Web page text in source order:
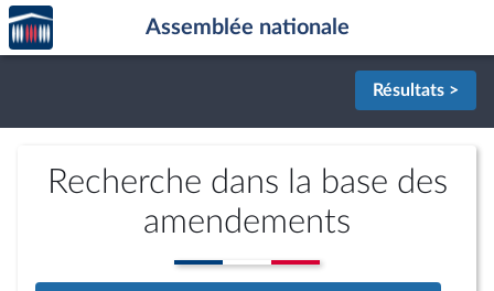
Aller au contenu
Aller en bas de la page
Accèder
à la
page
Assemblée nationale
Résultats >
Recherche dans la base des
amendements